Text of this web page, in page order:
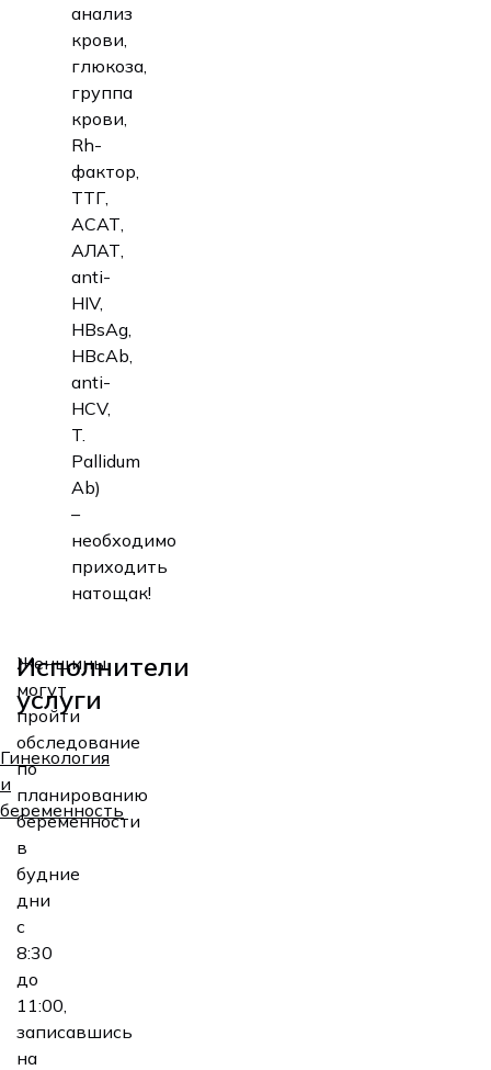
Гинекология
и
беременность
анализ
крови,
глюкоза,
группа
крови,
Rh-
фактор,
ТТГ,
АСАТ,
АЛАТ,
anti-
HIV,
HBsAg,
HBcAb,
anti-
HCV,
T.
Pallidum
Ab)
–
необходимо
приходить
натощак!
Исполнители
услуги
Женщины
могут
пройти
обследование
по
планированию
беременности
в
будние
дни
с
8:30
до
11:00,
записавшись
на